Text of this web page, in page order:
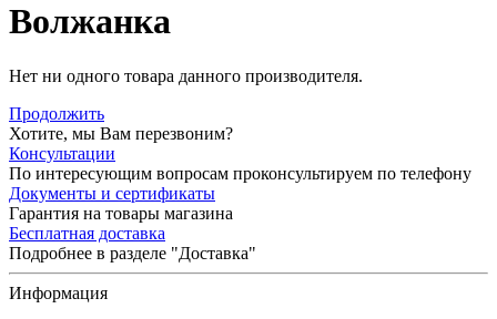
Волжанка
Нет ни одного товара данного производителя.
Продолжить
Хотите, мы Вам перезвоним?
Консультации
По интересующим вопросам проконсультируем по телефону
Документы и сертификаты
Гарантия на товары магазина
Бесплатная доставка
Подробнее в разделе "Доставка"
Информация